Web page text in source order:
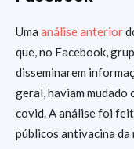
Uma análise anterior
que, no Facebook,
disseminarem
geral, haviam mudado
covid. A análise foi
públicos antivacina